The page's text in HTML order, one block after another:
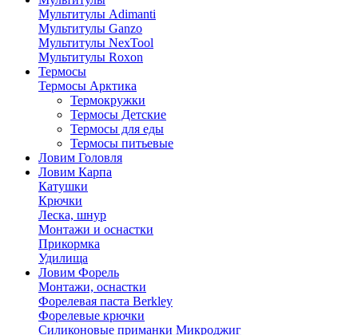
Мультитулы Adimanti
Мультитулы Ganzo
Мультитулы NexTool
Мультитулы Roxon
Термосы
Термосы Арктика
Термокружки
Термосы Детские
Термосы для еды
Термосы питьевые
Ловим Головля
Ловим Карпа
Катушки
Крючки
Леска, шнур
Монтажи и оснастки
Прикормка
Удилища
Ловим Форель
Монтажи, оснастки
Форелевая паста Berkley
Форелевые крючки
Силиконовые приманки Микроджиг